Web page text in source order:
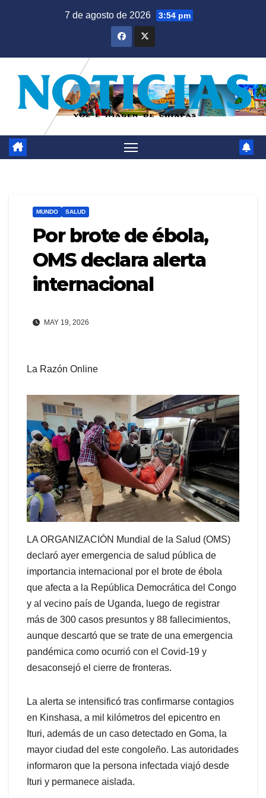
7 de agosto de 2026 3:54 pm
MUNDO SALUD
Por brote de ébola,
OMS declara alerta
internacional
MAY 19, 2026
La Razón Online
LA ORGANIZACIÓN Mundial de la Salud (OMS)
declaró ayer emergencia de salud pública de
importancia internacional por el brote de ébola
que afecta a la República Democrática del Congo
y al vecino país de Uganda, luego de registrar
más de 300 casos presuntos y 88 fallecimientos,
aunque descartó que se trate de una emergencia
pandémica como ocurrió con el Covid-19 y
desaconsejó el cierre de fronteras.
La alerta se intensificó tras confirmarse contagios
en Kinshasa, a mil kilómetros del epicentro en
Ituri, además de un caso detectado en Goma, la
mayor ciudad del este congoleño. Las autoridades
informaron que la persona infectada viajó desde
Ituri y permanece aislada.